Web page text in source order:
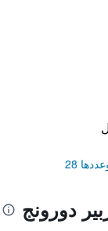
28
دورونج